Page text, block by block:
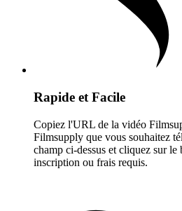
Rapide et Facile
Copiez l'URL de la vidéo
Filmsupply que vous souhaitez
champ ci-dessus et cliquez sur
inscription ou frais requis.